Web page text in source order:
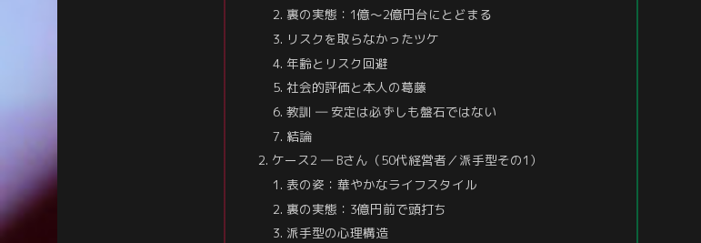
裏の実態：1億〜2億円台にとどまる
リスクを取らなかったツケ
年齢とリスク回避
社会的評価と本人の葛藤
教訓 ― 安定は必ずしも盤石ではない
結論
ケース2 ― Bさん（50代経営者／派手型その1）
表の姿：華やかなライフスタイル
裏の実態：3億円前で頭打ち
派手型の心理構造